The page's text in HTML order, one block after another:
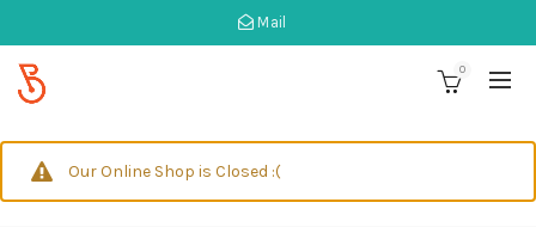
Mail
0
Our Online Shop is Closed :(